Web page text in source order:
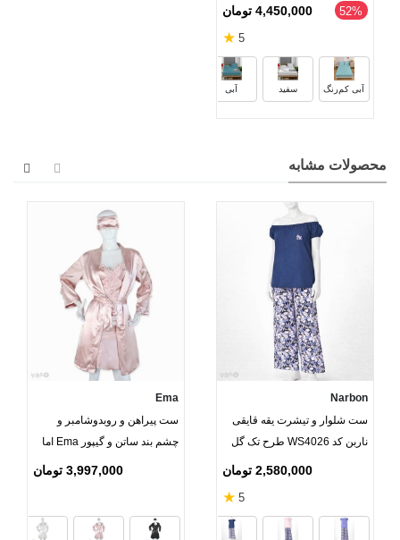
52% 4,450,000 تومان
5
★
آبی کم‌رنگ سفید آبی
محصولات مشابه
Narbon
ست شلوار و تیشرت یقه قایقی
ناربن کد WS4026 طرح تک گل
2,580,000 تومان
5
★
Ema
ست پیراهن و روبدوشامبر و
چشم بند ساتن و گیپور Ema اما
3,997,000 تومان